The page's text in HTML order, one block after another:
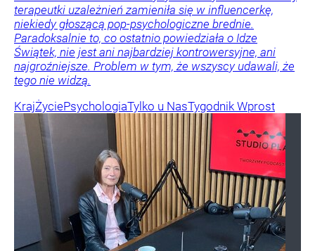
terapeutki uzależnień zamieniła się w influencerkę,
niekiedy głoszącą pop-psychologiczne brednie.
Paradoksalnie to, co ostatnio powiedziała o Idze
Świątek, nie jest ani najbardziej kontrowersyjne, ani
najgroźniejsze. Problem w tym, że wszyscy udawali, że
tego nie widzą.
KrajŻyciePsychologiaTylko u NasTygodnik Wprost